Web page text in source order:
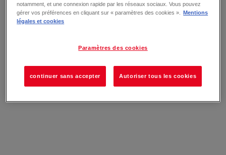
notamment, et une connexion rapide par les réseaux sociaux. Vous pouvez
gérer vos préférences en cliquant sur « paramètres des cookies ».
Mentions
légales et cookies
Paramètres des cookies
continuer sans accepter Autoriser tous les cookies